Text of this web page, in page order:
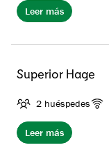
Leer más
Superior Hage
2 huéspedes
Leer más